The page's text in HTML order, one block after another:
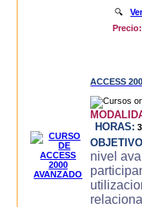
🔍
Precio:
ACCESS
HORAS:
nivel